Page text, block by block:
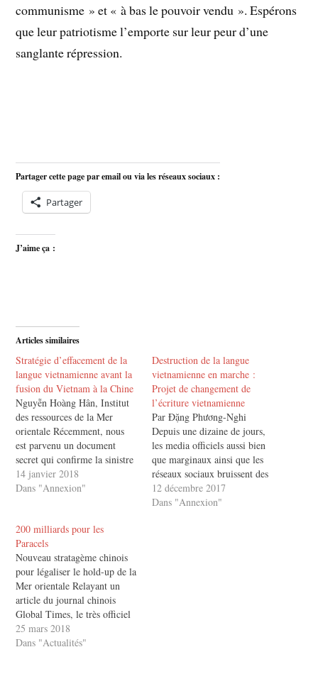
communisme » et « à bas le pouvoir vendu ». Espérons
que leur patriotisme l’emporte sur leur peur d’une
sanglante répression.
Partager cette page par email ou via les réseaux sociaux :
Partager
J’aime ça :
Articles similaires
Stratégie d’effacement de la
langue vietnamienne avant la
fusion du Vietnam à la Chine
Nguyễn Hoàng Hân, Institut
des ressources de la Mer
orientale Récemment, nous
est parvenu un document
secret qui confirme la sinistre
volonté de Pékin de détruire
la culture vietnamienne
professeur Bùi Hiền. Il s’agit
d’un texte dont l’auteur serait
Nguyễn Hoàng Hân, un…
14 janvier 2018
Dans "Annexion"
Destruction de la langue
vietnamienne en marche :
Projet de changement de
l’écriture vietnamienne
Par Đặng Phương-Nghi
Depuis une dizaine de jours,
les media officiels aussi bien
que marginaux ainsi que les
réseaux sociaux bruissent des
discussions enflammées au
sujet d’un projet de
12 décembre 2017
Dans "Annexion"
200 milliards pour les
Paracels
Nouveau stratagème chinois
pour légaliser le hold-up de la
Mer orientale Relayant un
article du journal chinois
Global Times, le très officiel
journal numérique vietnamien
Pháp Luật (Loi) du 21/3/2018
25 mars 2018
Dans "Actualités"